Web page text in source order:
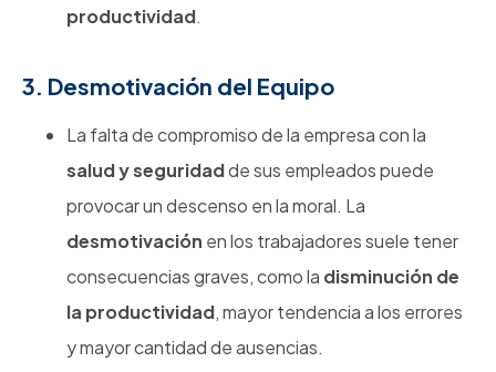
productividad.
3. Desmotivación del Equipo
La falta de compromiso de la empresa con la
salud y seguridadde sus empleados puede
provocar un descenso en la moral. La
desmotivación en los trabajadores suele tener
consecuencias graves, como la disminución de
la productividad, mayor tendencia a los errores
y mayor cantidad de ausencias.